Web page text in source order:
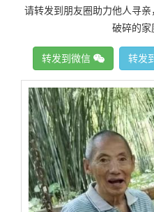
请转发到朋友圈助力他人寻
破碎的家
转发到微信 转发